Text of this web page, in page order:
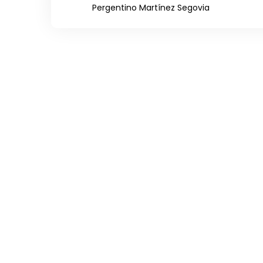
Pergentino Martínez Segovia